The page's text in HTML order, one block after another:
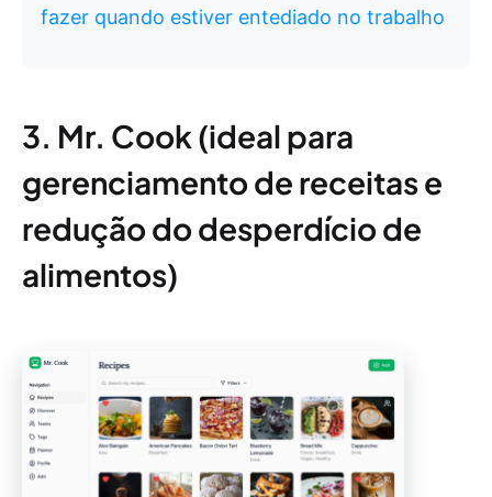
fazer quando estiver entediado no trabalho
3. Mr. Cook (ideal para
gerenciamento de receitas e
redução do desperdício de
alimentos)